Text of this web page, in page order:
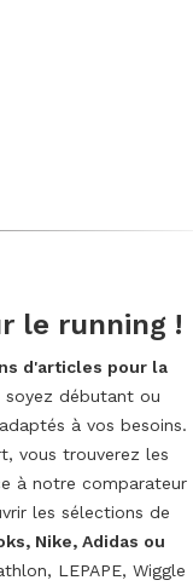
le running !
d'articles pour la
soyez débutant ou
à vos besoins.
vous trouverez les
à notre comparateur
les sélections de
Nike, Adidas ou
LEPAPE, Wiggle